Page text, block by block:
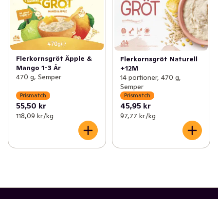
Flerkornsgröt Äpple &
Mango 1-3 År
470 g, Semper
Prismatch
55,50 kr
118,09 kr /kg
Flerkornsgröt Naturell
+12M
14 portioner, 470 g,
Semper
Prismatch
45,95 kr
97,77 kr /kg